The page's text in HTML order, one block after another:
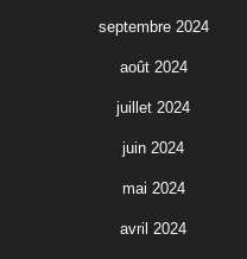
septembre 2024
août 2024
juillet 2024
juin 2024
mai 2024
avril 2024